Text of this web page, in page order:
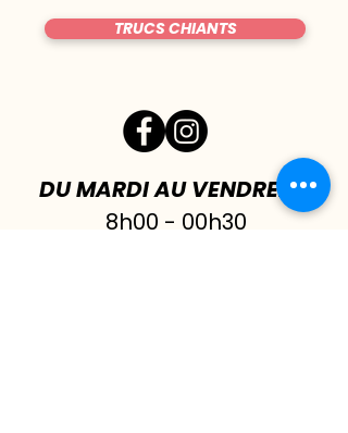
TRUCS CHIANTS
DU MARDI AU VENDREDI|
8h00 - 00h30